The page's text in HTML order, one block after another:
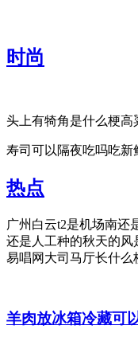
时尚
头上有犄角是什么梗高
寿司可以隔夜吃吗吃
热点
广州白云t2是机场南还
还是人工种的秋天的
易唱网大司马厅长什么
羊肉放冰箱冷藏可